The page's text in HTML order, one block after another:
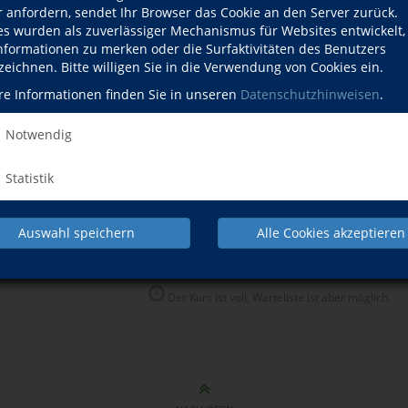
anfordern, sendet Ihr Browser das Cookie an den Server zurück.
wurden als zuverlässiger Mechanismus für Websites
zu merken oder die Surfaktivitäten des Benutzers
Bitte willigen Sie in die Verwendung von Cookies ein.
Informationen finden Sie in unseren Datenschutzhinweisen.
Notwendig
Statistik
Auswahl speichern Alle Cookies akzeptieren
Yoga Mo.,
19:00
Mi.,
Di.,
Kleingruppe bis 8 Teilnehmer
Kleingruppe bis 8 Teilnehmer
Do.,
10:00